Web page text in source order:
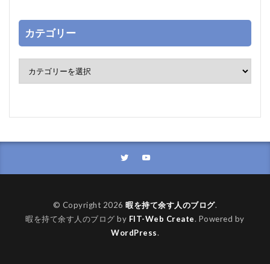
カテゴリー
© Copyright 2026暇を持て余す人のブログ.
暇を持て余す人のブログ by FIT-Web Create. Powered by
WordPress.